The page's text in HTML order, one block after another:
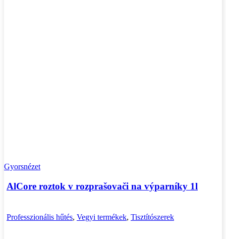
Gyorsnézet
AlCore roztok v rozprašovači na výparníky 1l
Professzionális hűtés, Vegyi termékek, Tisztítószerek